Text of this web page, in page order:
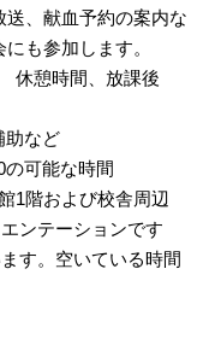
、献血予約の案内な
も参加します。
休憩時間、放課後
助など
の可能な時間
1階および校舎周辺
ンテーションです
す。空いている時間